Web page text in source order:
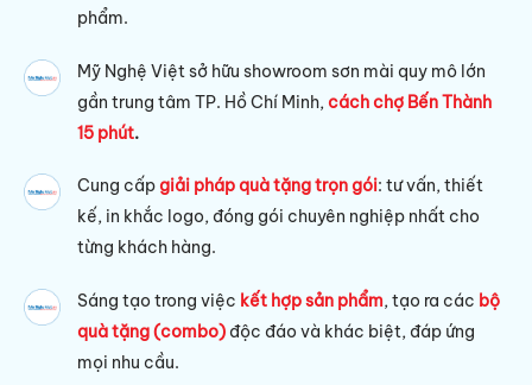
phẩm.
Mỹ Nghệ Việt sở hữu showroom sơn mài quy mô lớn
gần trung tâm TP. Hồ Chí Minh,cách chợ Bến Thành
15 phút.
Cung cấpgiải pháp quà tặng trọn gói: tư vấn, thiết
kế, in khắc logo, đóng gói chuyên nghiệp nhất cho
từng khách hàng.
Sáng tạo trong việc kết hợp sản phẩm, tạo ra các bộ
quà tặng (combo) độc đáo và khác biệt, đáp ứng
mọi nhu cầu.